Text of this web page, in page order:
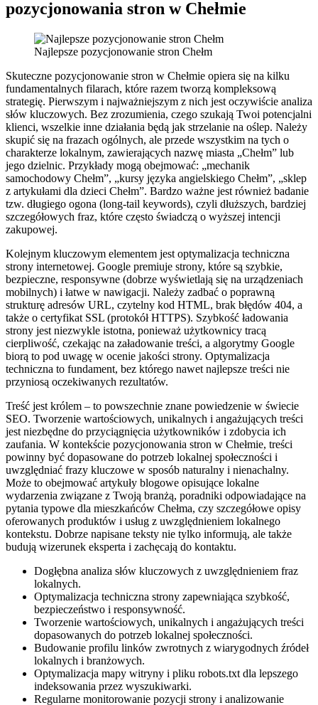
pozycjonowania stron w Chełmie
Najlepsze pozycjonowanie stron Chełm
Skuteczne pozycjonowanie stron w Chełmie opiera się na kilku
fundamentalnych filarach, które razem tworzą kompleksową
strategię. Pierwszym i najważniejszym z nich jest oczywiście analiza
słów kluczowych. Bez zrozumienia, czego szukają Twoi potencjalni
klienci, wszelkie inne działania będą jak strzelanie na oślep. Należy
skupić się na frazach ogólnych, ale przede wszystkim na tych o
charakterze lokalnym, zawierających nazwę miasta „Chełm” lub
jego dzielnic. Przykłady mogą obejmować: „mechanik
samochodowy Chełm”, „kursy języka angielskiego Chełm”, „sklep
z artykułami dla dzieci Chełm”. Bardzo ważne jest również badanie
tzw. długiego ogona (long-tail keywords), czyli dłuższych, bardziej
szczegółowych fraz, które często świadczą o wyższej intencji
zakupowej.
Kolejnym kluczowym elementem jest optymalizacja techniczna
strony internetowej. Google premiuje strony, które są szybkie,
bezpieczne, responsywne (dobrze wyświetlają się na urządzeniach
mobilnych) i łatwe w nawigacji. Należy zadbać o poprawną
strukturę adresów URL, czytelny kod HTML, brak błędów 404, a
także o certyfikat SSL (protokół HTTPS). Szybkość ładowania
strony jest niezwykle istotna, ponieważ użytkownicy tracą
cierpliwość, czekając na załadowanie treści, a algorytmy Google
biorą to pod uwagę w ocenie jakości strony. Optymalizacja
techniczna to fundament, bez którego nawet najlepsze treści nie
przyniosą oczekiwanych rezultatów.
Treść jest królem – to powszechnie znane powiedzenie w świecie
SEO. Tworzenie wartościowych, unikalnych i angażujących treści
jest niezbędne do przyciągnięcia użytkowników i zdobycia ich
zaufania. W kontekście pozycjonowania stron w Chełmie, treści
powinny być dopasowane do potrzeb lokalnej społeczności i
uwzględniać frazy kluczowe w sposób naturalny i nienachalny.
Może to obejmować artykuły blogowe opisujące lokalne
wydarzenia związane z Twoją branżą, poradniki odpowiadające na
pytania typowe dla mieszkańców Chełma, czy szczegółowe opisy
oferowanych produktów i usług z uwzględnieniem lokalnego
kontekstu. Dobrze napisane teksty nie tylko informują, ale także
budują wizerunek eksperta i zachęcają do kontaktu.
Dogłębna analiza słów kluczowych z uwzględnieniem fraz
lokalnych.
Optymalizacja techniczna strony zapewniająca szybkość,
bezpieczeństwo i responsywność.
Tworzenie wartościowych, unikalnych i angażujących treści
dopasowanych do potrzeb lokalnej społeczności.
Budowanie profilu linków zwrotnych z wiarygodnych źródeł
lokalnych i branżowych.
Optymalizacja mapy witryny i pliku robots.txt dla lepszego
indeksowania przez wyszukiwarki.
Regularne monitorowanie pozycji strony i analizowanie